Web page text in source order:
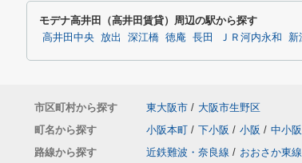
モデナ高井田（高井田賃貸）周辺の駅から探す
高井田中央 放出 深江橋 徳庵 長田 ＪＲ河内永和 新
市区町村から探す 東大阪市 / 大阪市生野区
町名から探す
小阪本町 / 下小阪 / 小阪 / 中小阪
路線から探す
近鉄難波・奈良線 / おおさか東線